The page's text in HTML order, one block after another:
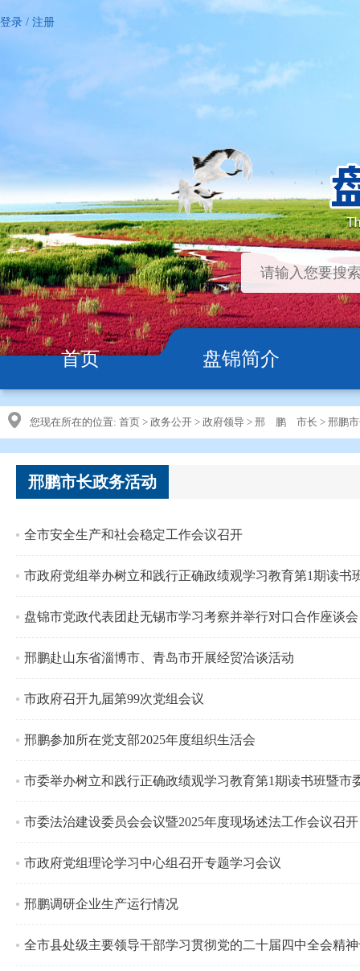
登录 / 注册
首页 盘锦简介
您现在所在的位置: 首页 > 政务公开 > 政府领导 > 邢 鹏 市长 > 邢鹏
邢鹏市长政务活动
全市安全生产和社会稳定工作会议召开
市政府党组举办树立和践行正确政绩观学习教育第1期读
盘锦市党政代表团赴无锡市学习考察并举行对口合作座谈会
邢鹏赴山东省淄博市、青岛市开展经贸洽谈活动
市政府召开九届第99次党组会议
邢鹏参加所在党支部2025年度组织生活会
市委举办树立和践行正确政绩观学习教育第1期读书班暨市
市委法治建设委员会会议暨2025年度现场述法工作会议召开
市政府党组理论学习中心组召开专题学习会议
邢鹏调研企业生产运行情况
全市县处级主要领导干部学习贯彻党的二十届四中全会精